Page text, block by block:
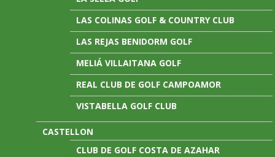
LAS COLINAS GOLF & COUNTRY CLUB
LAS REJAS BENIDORM GOLF
MELIÁ VILLAITANA GOLF
REAL CLUB DE GOLF CAMPOAMOR
VISTABELLA GOLF CLUB
CASTELLON
CLUB DE GOLF COSTA DE AZAHAR